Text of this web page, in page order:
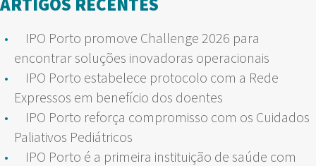
IPO Porto promove Challenge 2026 para
encontrar soluções inovadoras operacionais
IPO Porto estabelece protocolo com a Rede
Expressos em benefício dos doentes
IPO Porto reforça compromisso com os Cuidados
Paliativos Pediátricos
IPO Porto é a primeira instituição de saúde com